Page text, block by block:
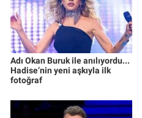
Adı Okan Buruk ile anılıyordu...
Hadise’nin yeni aşkıyla ilk
fotoğraf